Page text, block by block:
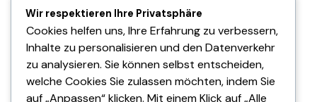
Deutscher Dart Verband
Datenschutzerklärung
Impressum
Wir respektieren Ihre Privatsphäre
Cookies helfen uns, Ihre Erfahrung zu verbessern,
Inhalte zu personalisieren und den Datenverkehr
zu analysieren. Sie können selbst entscheiden,
welche Cookies Sie zulassen möchten, indem Sie
auf „Anpassen“ klicken. Mit einem Klick auf „Alle